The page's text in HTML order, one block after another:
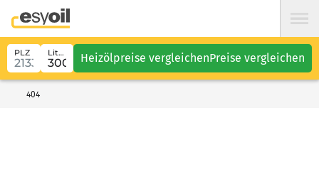
PLZ Liter Heizölpreise vergleichenPreise vergleichen
404